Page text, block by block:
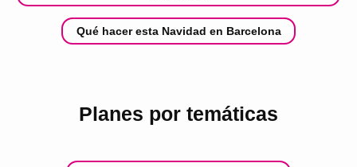
Qué hacer esta Navidad en Barcelona
Planes por temáticas